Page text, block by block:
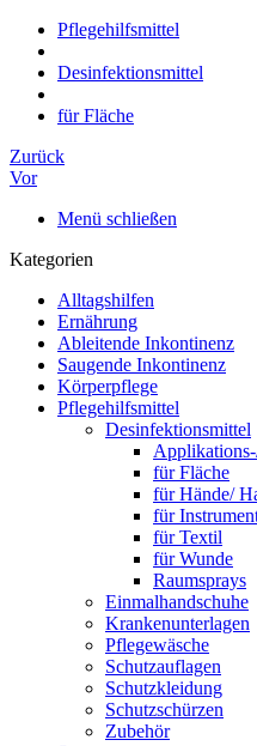
Pflegehilfsmittel
Desinfektionsmittel
für Fläche
Zurück
Vor
Menü schließen
Kategorien
Alltagshilfen
Ernährung
Ableitende Inkontinenz
Saugende Inkontinenz
Körperpflege
Pflegehilfsmittel
Desinfektionsmittel
für Fläche
für Hände/
für
für Textil
für Wunde
Raumsprays
Einmalhandschuhe
Krankenunterlagen
Pflegewäsche
Schutzauflagen
Schutzkleidung
Schutzschürzen
Zubehör